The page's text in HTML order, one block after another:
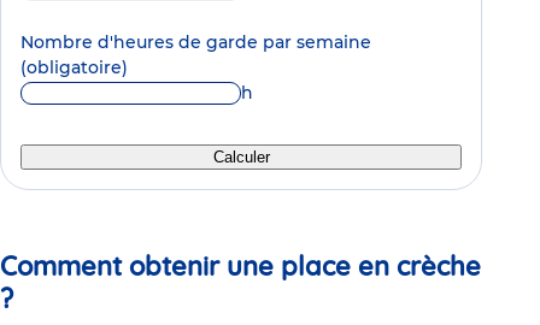
Nombre d'heures de garde par semaine
(obligatoire)
h
Calculer
Comment obtenir une place en crèche
?